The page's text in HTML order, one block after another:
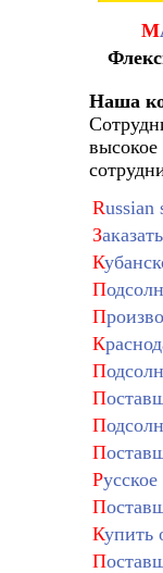
М
Наша
R
З
К
П
П
К
П
П
П
П
Р
П
Купить
П